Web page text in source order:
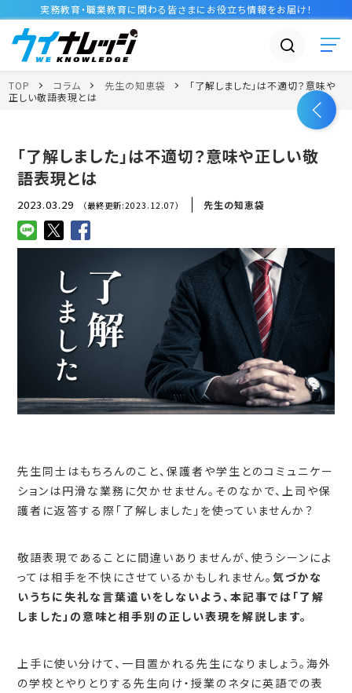
実務教育・職業教育に関わる皆さまに お役立ち情報をお届け！
TOP コラム 先生の知恵袋
「了解しました」は不適切？意味や
正しい敬語表現とは
「了解しました」は不適切？意味や正しい敬
語表現とは
2023.03.29 （最終更新:2023.12.07） 先生の知恵袋
先生同士はもちろんのこと、保護者や学生とのコミュニケー
ションは円滑な業務に欠かせません。そのなかで、上司や保
護者に返答する際「了解しました」を使っていませんか？
敬語表現であることに間違いありませんが、使うシーンによ
っては相手を不快にさせているかもしれません。気づかな
いうちに失礼な言葉遣いをしないよう、本記事では「了解
しました」の意味と相手別の正しい表現を解説します。
上手に使い分けて、一目置かれる先生になりましょう。海外
の学校とやりとりする先生向け・授業のネタに英語での表